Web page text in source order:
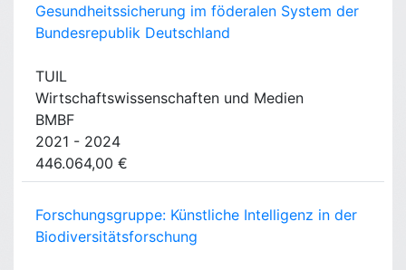
Gesundheitssicherung im föderalen System der
Bundesrepublik Deutschland
TUIL
Wirtschaftswissenschaften und Medien
BMBF
2021 - 2024
446.064,00 €
Forschungsgruppe: Künstliche Intelligenz in der
Biodiversitätsforschung